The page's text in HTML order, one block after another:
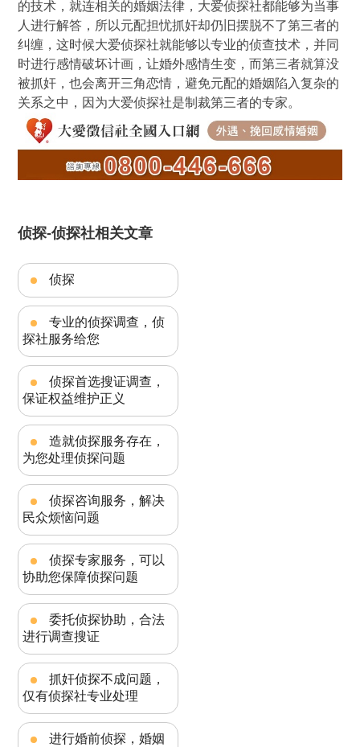
的技术，就连相关的婚姻法律，大爱侦探社都能够为当事
人进行解答，所以元配担忧抓奸却仍旧摆脱不了第三者的
纠缠，这时候大爱侦探社就能够以专业的侦查技术，并同
时进行感情破坏计画，让婚外感情生变，而第三者就算没
被抓奸，也会离开三角恋情，避免元配的婚姻陷入复杂的
关系之中，因为大爱侦探社是制裁第三者的专家。
侦探-侦探社相关文章
侦探
专业的侦探调查，侦
探社服务给您
侦探首选搜证调查，
保证权益维护正义
造就侦探服务存在，
为您处理侦探问题
侦探咨询服务，解决
民众烦恼问题
侦探专家服务，可以
协助您保障侦探问题
委托侦探协助，合法
进行调查搜证
抓奸侦探不成问题，
仅有侦探社专业处理
进行婚前侦探，婚姻